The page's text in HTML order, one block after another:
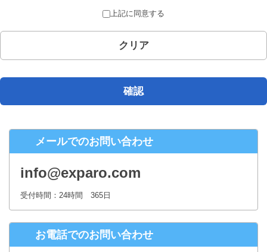
取得した個人情報は、法律上許されている場合を除き、ご本人の了解
を得ることなく第三者に提供することはありません。
個人情報の取扱いの委託について
開示対象個人情報の開示等および問合せ窓口について
ご本人からの求めにより、当社が保有する開示対象個人情報の、利用
す。
株式会社シースクェア 個人情報お問合せ窓口
〒160-0023 東京都新宿区西新宿６丁目１２−１ パークウェストビ
ル１３階
Eメール：info@c-square.co.jp
（受付時間は、平日9時～17時30分 但し、年末年始、夏季休暇は除き
ます。）
個人情報を入力するにあたっての注意事項
上記に同意する
クリア
確認
メールでのお問い合わせ
info@exparo.com
受付時間：24時間 365日
お電話でのお問い合わせ